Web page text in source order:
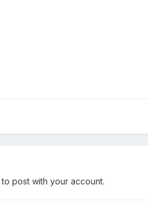
to post with your account.